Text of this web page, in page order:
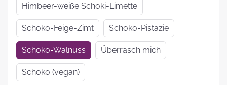
Himbeer-weiße Schoki-Limette
Schoko-Feige-Zimt Schoko-Pistazie
Schoko-Walnuss Überrasch mich
Schoko (vegan)